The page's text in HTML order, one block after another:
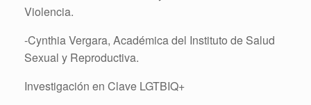
Violencia.
-Cynthia Vergara, Académica del Instituto de Salud
Sexual y Reproductiva.
Investigación en Clave LGTBIQ+